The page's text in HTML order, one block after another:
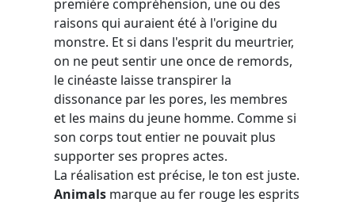
première compréhension, une ou des
raisons qui auraient été à l'origine du
monstre. Et si dans l'esprit du meurtrier,
on ne peut sentir une once de remords,
le cinéaste laisse transpirer la
dissonance par les pores, les membres
et les mains du jeune homme. Comme si
son corps tout entier ne pouvait plus
supporter ses propres actes.
La réalisation est précise, le ton est juste.
Animals marque au fer rouge les esprits